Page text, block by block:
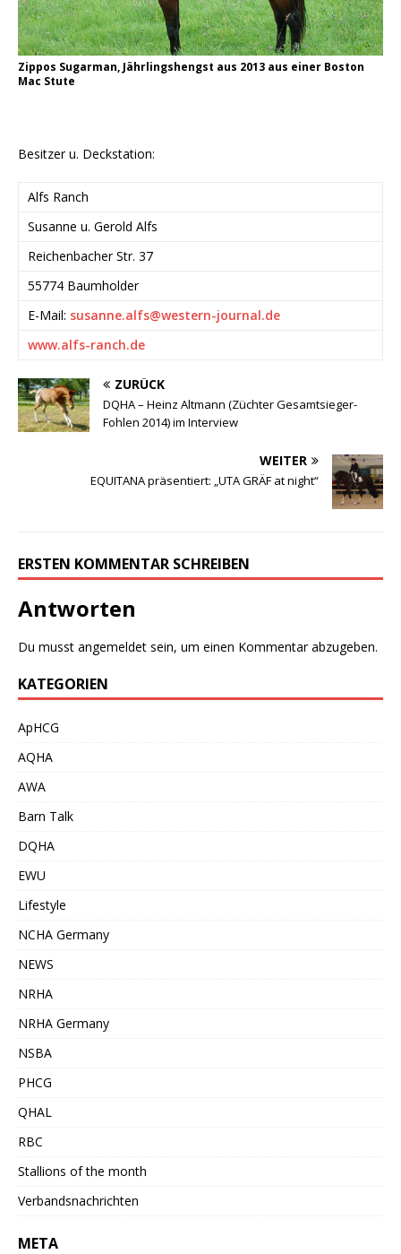
Zippos Sugarman, Jährlingshengst aus 2013 aus einer Boston
Mac Stute
Besitzer u. Deckstation:
Alfs Ranch
Susanne u. Gerold Alfs
Reichenbacher Str. 37
55774 Baumholder
E-Mail: susanne.alfs@western-journal.de
www.alfs-ranch.de
ZURÜCK
DQHA – Heinz Altmann (Züchter Gesamtsieger-
Fohlen 2014) im Interview
WEITER
EQUITANA präsentiert: „UTA GRÄF at night“
ERSTEN KOMMENTAR SCHREIBEN
Antworten
Du musst angemeldet sein, um einen Kommentar abzugeben.
KATEGORIEN
ApHCG
AQHA
AWA
Barn Talk
DQHA
EWU
Lifestyle
NCHA Germany
NEWS
NRHA
NRHA Germany
NSBA
PHCG
QHAL
RBC
Stallions of the month
Verbandsnachrichten
META